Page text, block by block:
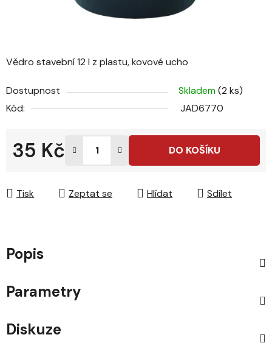
Vědro stavební 12 l z plastu, kovové ucho
Dostupnost Skladem(2 ks)
Kód:
JAD6770
35 Kč DO KOŠÍKU
Tisk Zeptat se Hlídat Sdílet
Popis
Parametry
Diskuze